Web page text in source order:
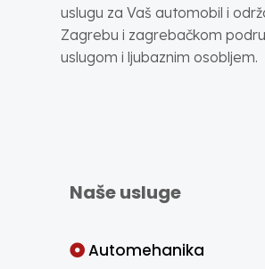
uslugu za Vaš automobil i
Zagrebu i zagrebačkom
uslugom i ljubaznim osobljem.
Naše usluge
Automehanika